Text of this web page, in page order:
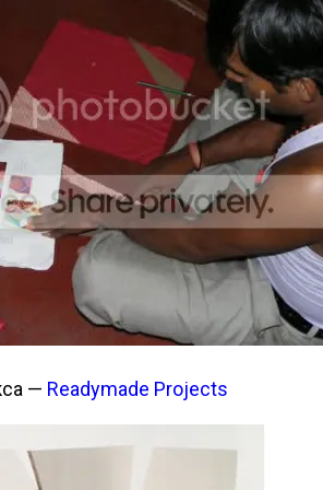
— Readymade Projects